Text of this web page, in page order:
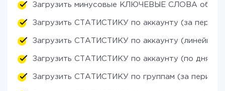
Загрузить минусовые КЛЮЧЕВЫЕ СЛОВА
Загрузить СТАТИСТИКУ по аккаунту (за
Загрузить СТАТИСТИКУ по аккаунту (линейный
Загрузить СТАТИСТИКУ по аккаунту (по дням)
Загрузить СТАТИСТИКУ по группам (за период)